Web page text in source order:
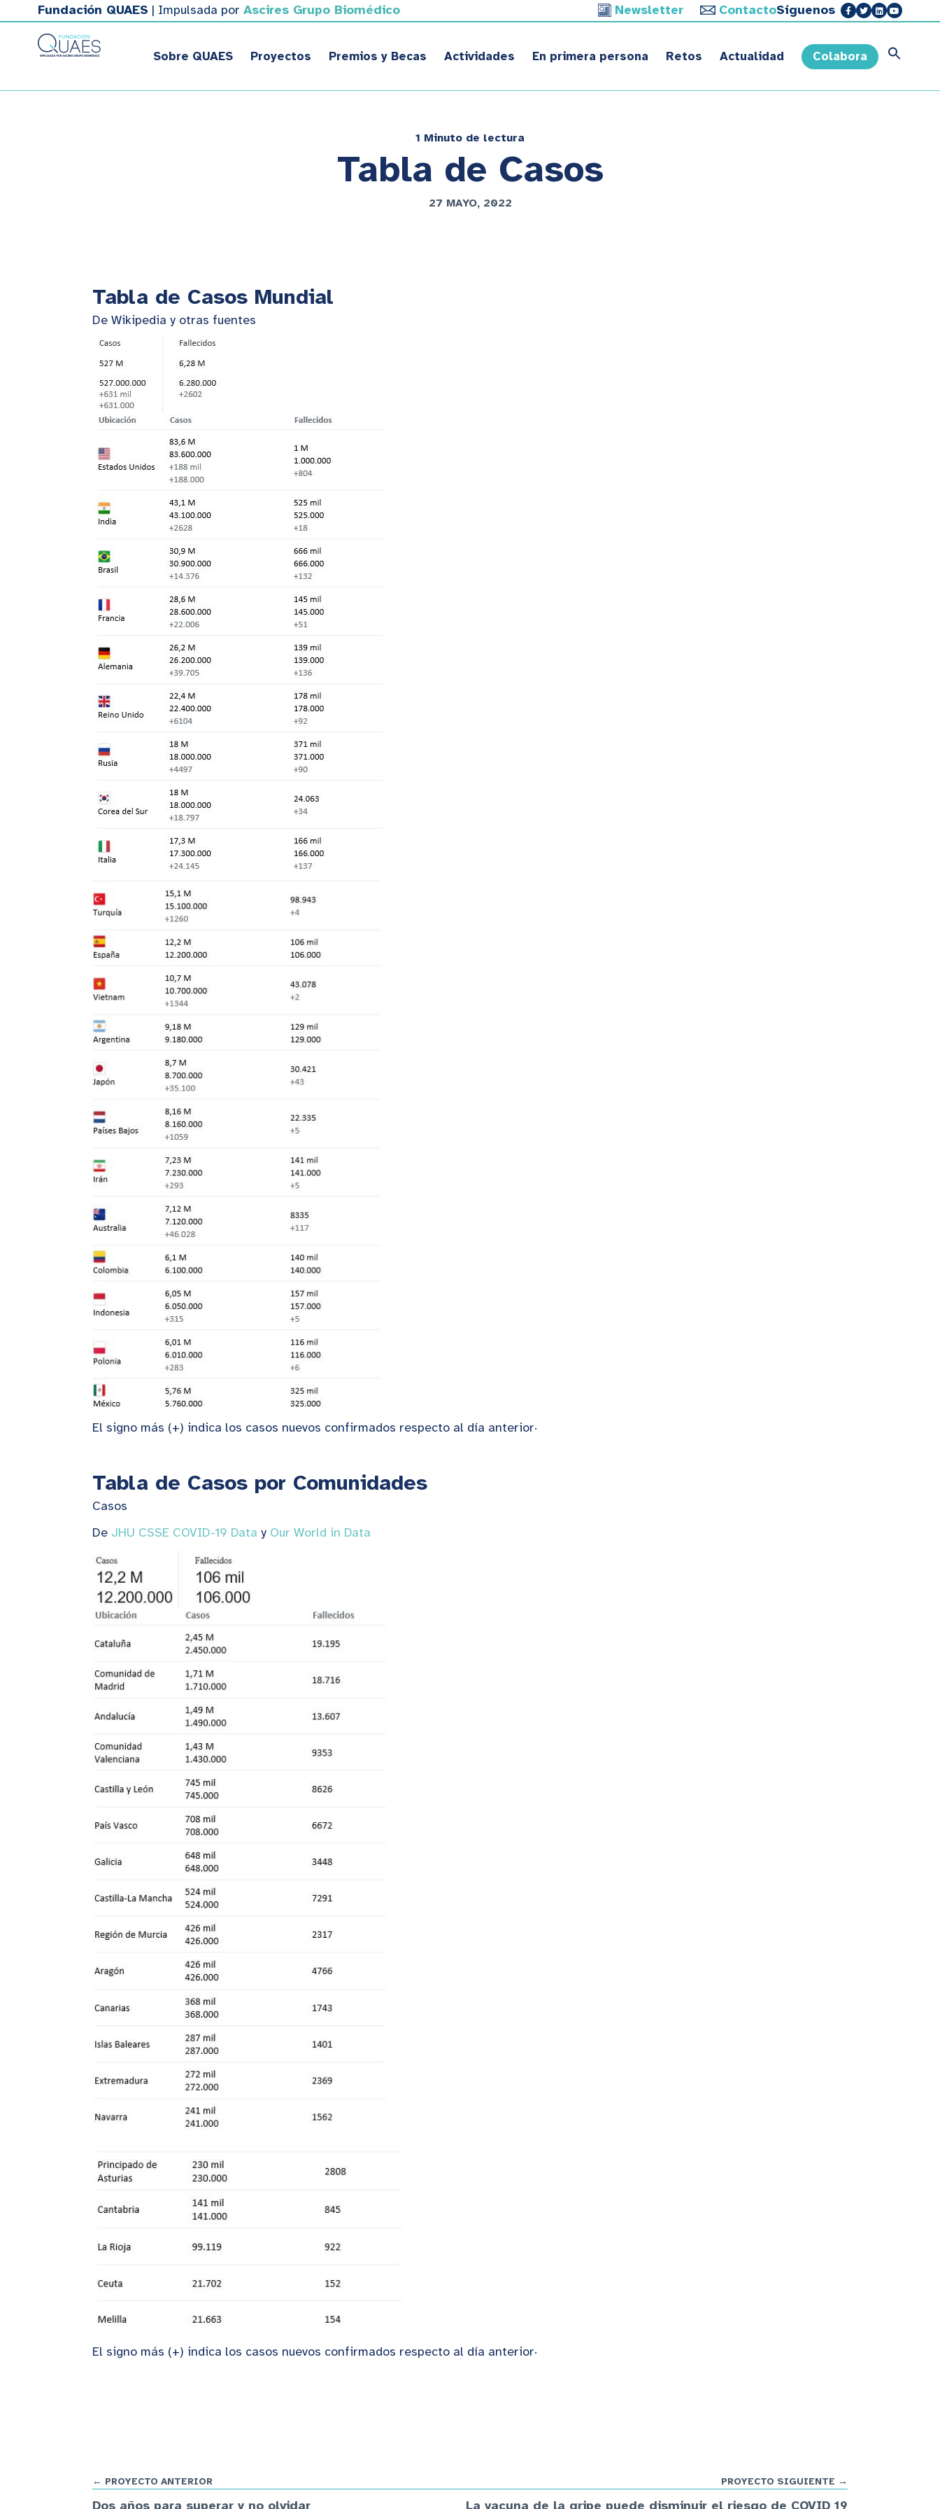
Fundación QUAES | Impulsada por Ascires Grupo Biomédico Newsletter ContactoSíguenos
Sobre QUAES Proyectos Premios y Becas Actividades En primera persona Retos Actualidad Colabora
1 Minuto de lectura
Tabla de Casos
27 MAYO, 2022
Tabla de Casos Mundial
De Wikipedia y otras fuentes
El signo más (+) indica los casos nuevos confirmados respecto al día anterior·
Tabla de Casos por Comunidades
Casos
De JHU CSSE COVID-19 Data y Our World in Data
El signo más (+) indica los casos nuevos confirmados respecto al día anterior·
← PROYECTO ANTERIOR
Dos años para superar y no olvidar
PROYECTO SIGUIENTE →
La vacuna de la gripe puede disminuir el riesgo de COVID 19